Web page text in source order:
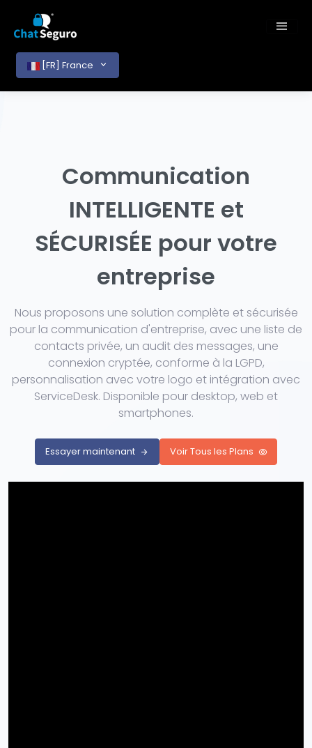
[FR] France
Communication
INTELLIGENTE et
SÉCURISÉE pour votre
entreprise
Nous proposons une solution complète et sécurisée
pour la communication d'entreprise, avec une liste de
contacts privée, un audit des messages, une
connexion cryptée, conforme à la LGPD,
personnalisation avec votre logo et intégration avec
ServiceDesk. Disponible pour desktop, web et
smartphones.
Essayer maintenant Voir Tous les Plans